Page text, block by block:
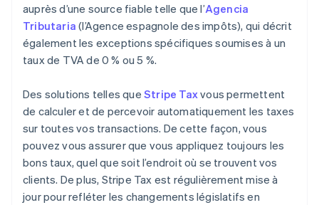
auprès d’une source fiable telle que l’Agencia
Tributaria (l’Agence espagnole des impôts), qui décrit
également les exceptions spécifiques soumises à un
taux de TVA de 0 % ou 5 %.
Des solutions telles que Stripe Taxvous permettent
de calculer et de percevoir automatiquement les taxes
sur toutes vos transactions. De cette façon, vous
pouvez vous assurer que vous appliquez toujours les
bons taux, quel que soit l’endroit où se trouvent vos
clients. De plus, Stripe Tax est régulièrement mise à
jour pour refléter les changements législatifs en